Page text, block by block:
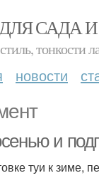
САДА
тонкости
новости
и
туи к